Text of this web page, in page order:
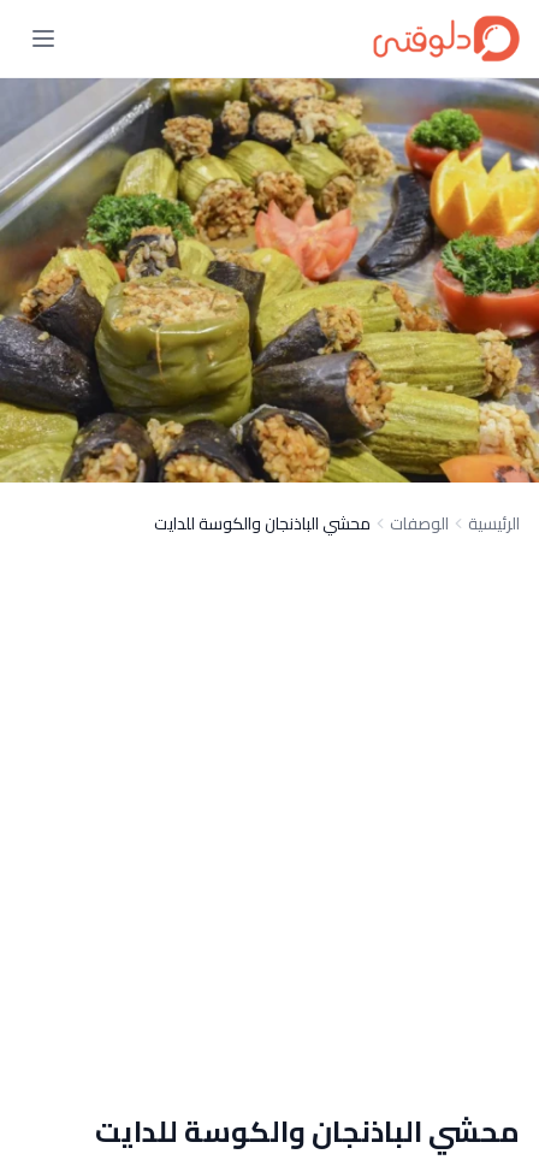
الرئيسية الوصفات محشي الباذنجان والكوسة للدايت
محشي الباذنجان والكوسة للدايت